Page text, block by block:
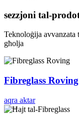
sezzjoni tal-
Teknoloġija
għolja
Fibreglass Roving
aqra aktar